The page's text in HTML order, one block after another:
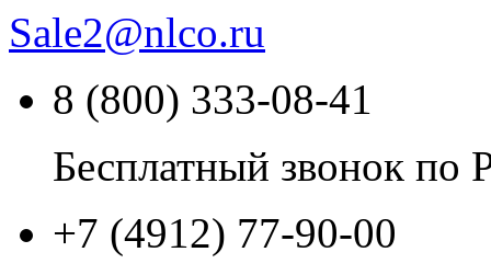
Sale2@nlco.ru
8 (800) 333-08-41
Бесплатный звонок по
+7 (4912) 77-90-00